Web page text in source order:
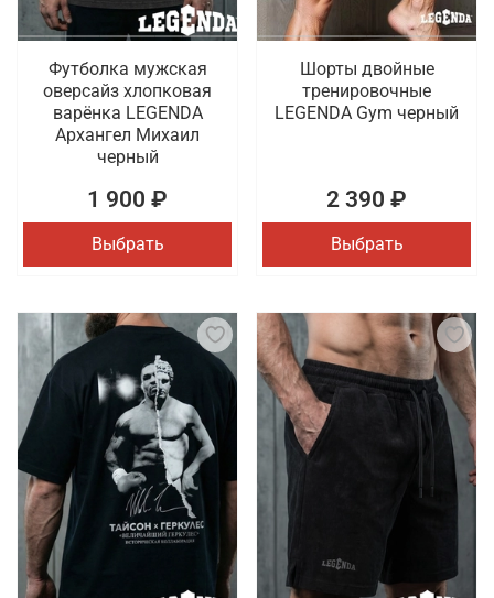
Футболка мужская
оверсайз хлопковая
варёнка LEGENDA
Архангел Михаил
черный
1 900 ₽
Выбрать
Шорты двойные
тренировочные
LEGENDA Gym черный
2 390 ₽
Выбрать